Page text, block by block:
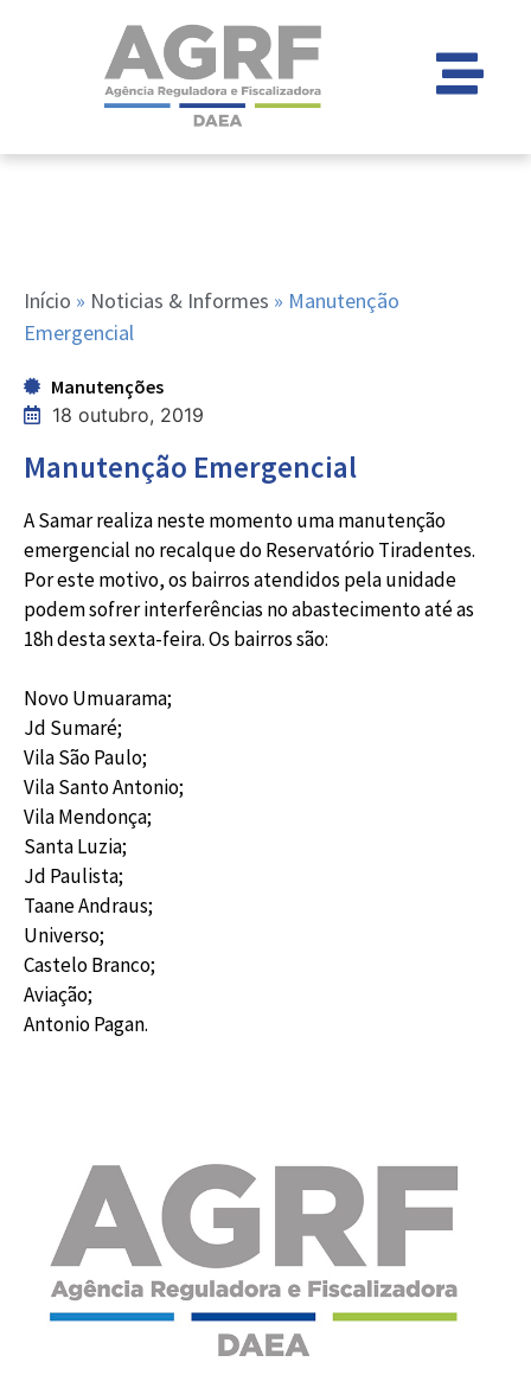
Início » Noticias & Informes » Manutenção
Emergencial
Manutenções
18 outubro, 2019
Manutenção Emergencial
A Samar realiza neste momento uma manutenção
emergencial no recalque do Reservatório Tiradentes.
Por este motivo, os bairros atendidos pela unidade
podem sofrer interferências no abastecimento até as
18h desta sexta-feira. Os bairros são:
Novo Umuarama;
Jd Sumaré;
Vila São Paulo;
Vila Santo Antonio;
Vila Mendonça;
Santa Luzia;
Jd Paulista;
Taane Andraus;
Universo;
Castelo Branco;
Aviação;
Antonio Pagan.